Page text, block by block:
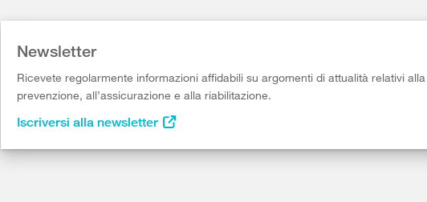
Newsletter
Ricevete regolarmente informazioni affidabili su argomenti di attualità relativi alla
prevenzione, all’assicurazione e alla riabilitazione.
Iscriversi alla newsletter